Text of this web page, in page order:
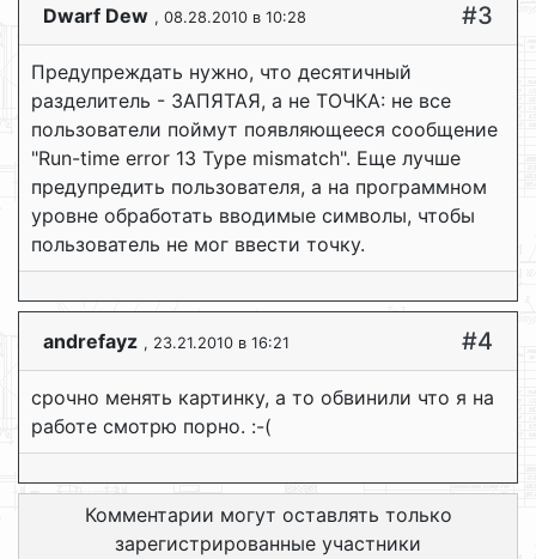
Dwarf Dew , 08.28.2010 в 10:28 #3
Предупреждать нужно, что десятичный
разделитель - ЗАПЯТАЯ, а не ТОЧКА: не все
пользователи поймут появляющееся сообщение
"Run-time error 13 Type mismatch". Еще лучше
предупредить пользователя, а на программном
уровне обработать вводимые символы, чтобы
пользователь не мог ввести точку.
andrefayz , 23.21.2010 в 16:21 #4
срочно менять картинку, а то обвинили что я на
работе смотрю порно. :-(
Комментарии могут оставлять только
зарегистрированные участники